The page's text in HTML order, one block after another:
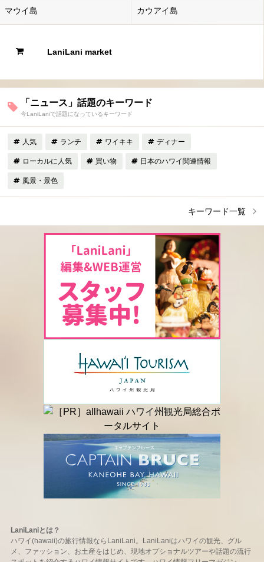
マウイ島 カウアイ島
LaniLani market
「ニュース」話題のキーワード
今LaniLaniで話題になっているキーワード
人気 ランチ ワイキキ ディナー
ローカルに人気 買い物 日本のハワイ関連情報
風景・景色
キーワード一覧
LaniLaniとは？
ハワイ(hawaii)の旅行情報ならLaniLani。LaniLaniはハワイの観光、グル
メ、ファッション、お土産をはじめ、現地オプショナルツアーや話題の流行